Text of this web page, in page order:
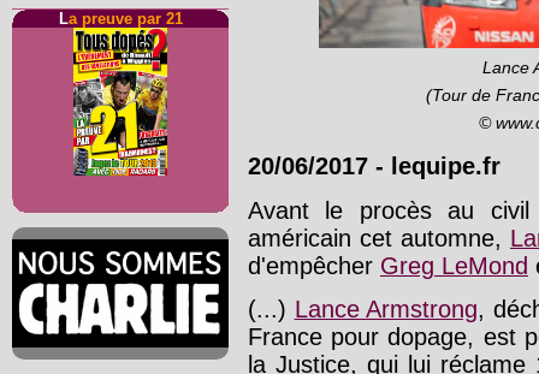
La preuve par 21
Lance
(Tour de
©
20/06/2017 - lequipe.fr
Avant le procès au civil
américain cet automne,
d'empêcher Greg LeMond
(...) Lance Armstrong,
France pour dopage, est
la Justice, qui lui